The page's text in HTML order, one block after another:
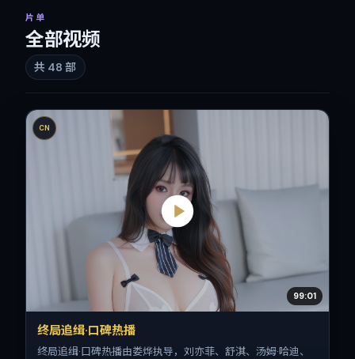
片单
全部视频
共 48 部
CN
99:01
终局追缉·口碑热播
终局追缉·口碑热播由娄烨执导，刘亦菲、舒淇、汤姆·哈迪、